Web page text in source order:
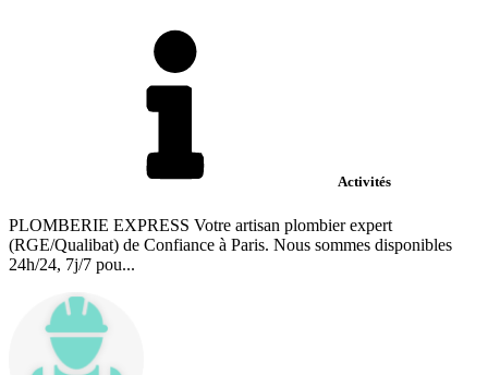
Activités
PLOMBERIE EXPRESS Votre artisan plombier expert
(RGE/Qualibat) de Confiance à Paris. Nous sommes disponibles
24h/24, 7j/7 pou...